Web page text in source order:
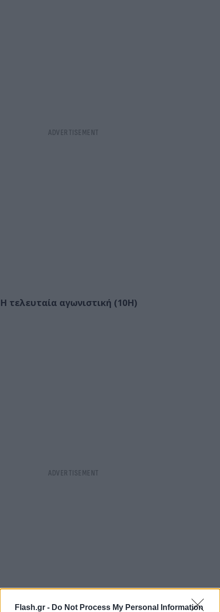
Flash.gr - Do Not Process My Personal Information
Η τελευταία αγωνιστική (10Η)